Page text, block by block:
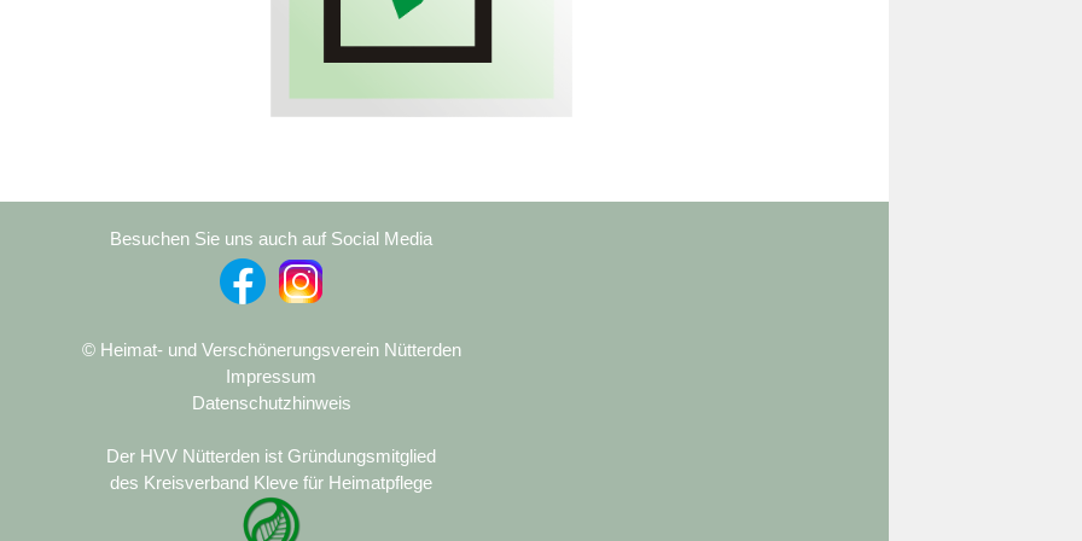
Besuchen Sie uns auch auf Social Media
© Heimat- und Verschönerungsverein Nütterden
Impressum
Datenschutzhinweis
Der HVV Nütterden ist Gründungsmitglied
des Kreisverband Kleve für Heimatpflege